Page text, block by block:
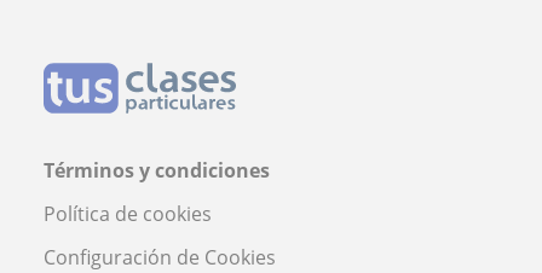
Términos y condiciones
Política de cookies
Configuración de Cookies